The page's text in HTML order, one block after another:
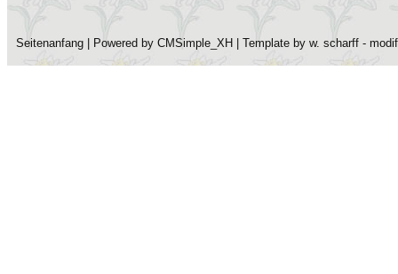
Seitenanfang | Powered byCMSimple_XH | Template byw. scharff -